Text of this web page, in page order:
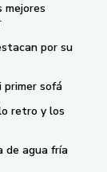
mejores
por su
primer sofá
retro y los
de agua fría